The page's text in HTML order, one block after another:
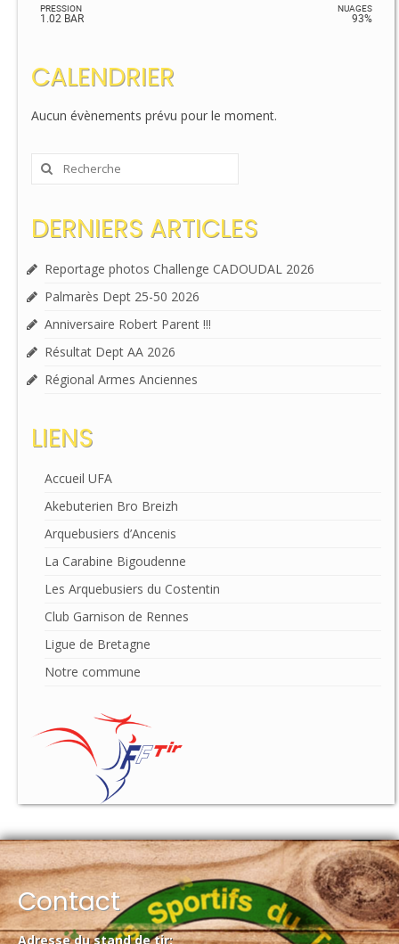
PRESSION
1.02 BAR
NUAGES
93%
CALENDRIER
Aucun évènements prévu pour le moment.
Rechercher
:
DERNIERS ARTICLES
Reportage photos Challenge CADOUDAL 2026
Palmarès Dept 25-50 2026
Anniversaire Robert Parent !!!
Résultat Dept AA 2026
Régional Armes Anciennes
LIENS
Accueil UFA
Akebuterien Bro Breizh
Arquebusiers d’Ancenis
La Carabine Bigoudenne
Les Arquebusiers du Costentin
Club Garnison de Rennes
Ligue de Bretagne
Notre commune
Contact
Adresse du stand de tir: